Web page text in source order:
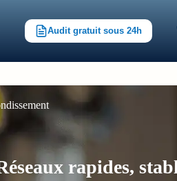
Audit gratuit sous 24h
rapides,